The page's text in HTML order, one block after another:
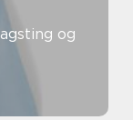
og